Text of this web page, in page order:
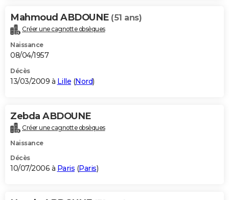
Mahmoud ABDOUNE (51 ans)
Créer une cagnotte obsèques
Naissance
08/04/1957
Décès
13/03/2009 à Lille (Nord)
Zebda ABDOUNE
Créer une cagnotte obsèques
Naissance
Décès
10/07/2006 à Paris (Paris)